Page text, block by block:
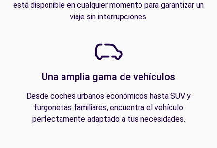
está disponible en cualquier momento para garantizar un
viaje sin interrupciones.
Una amplia gama de vehículos
Desde coches urbanos económicos hasta SUV y
furgonetas familiares, encuentra el vehículo
perfectamente adaptado a tus necesidades.